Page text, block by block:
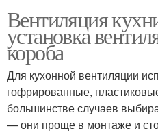
Вентиляция
установка
короба
Для кухонной вентиляции
гофрированные,
большинстве случаев
— они проще в монтаже и